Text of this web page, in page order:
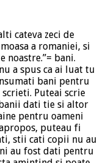
cateva zeci de
a romaniei, si
noastre.”= bani.
a spus ca ai luat tu
bani pentru
scrieti. Puteai scrie
dati tie si altor
pentru oameni
puteau fi
stii cati copii nu au
au fost dati pentru